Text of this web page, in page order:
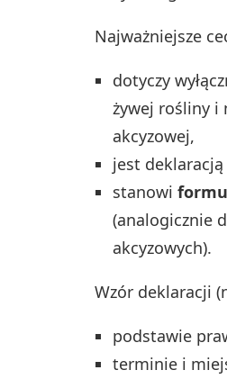
Najważniejsze
dotyczy
żywej rośliny i
akcyzowej,
jest deklaracją
stanowi
(analogicznie
akcyzowych).
Wzór deklaracji
podstawie
terminie i